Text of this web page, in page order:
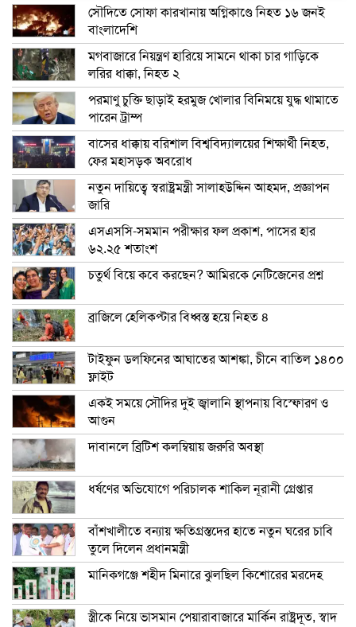
সৌদিতে সোফা কারখানায় অগ্নিকাণ্ডে নিহত ১৬ জনই
বাংলাদেশি
মগবাজারে নিয়ন্ত্রণ হারিয়ে সামনে থাকা চার গাড়িকে
লরির ধাক্কা, নিহত ২
পরমাণু চুক্তি ছাড়াই হরমুজ খোলার বিনিময়ে যুদ্ধ থামাতে
পারেন ট্রাম্প
বাসের ধাক্কায় বরিশাল বিশ্ববিদ্যালয়ের শিক্ষার্থী নিহত,
ফের মহাসড়ক অবরোধ
নতুন দায়িত্বে স্বরাষ্ট্রমন্ত্রী সালাহউদ্দিন আহমদ, প্রজ্ঞাপন
জারি
এসএসসি-সমমান পরীক্ষার ফল প্রকাশ, পাসের হার
৬২.২৫ শতাংশ
চতুর্থ বিয়ে কবে করছেন? আমিরকে নেটিজেনের প্রশ্ন
ব্রাজিলে হেলিকপ্টার বিধ্বস্ত হয়ে নিহত ৪
টাইফুন ডলফিনের আঘাতের আশঙ্কা, চীনে বাতিল ১৪০০
ফ্লাইট
একই সময়ে সৌদির দুই জ্বালানি স্থাপনায় বিস্ফোরণ ও
আগুন
দাবানলে ব্রিটিশ কলম্বিয়ায় জরুরি অবস্থা
ধর্ষণের অভিযোগে পরিচালক শাকিল নূরানী গ্রেপ্তার
বাঁশখালীতে বন্যায় ক্ষতিগ্রস্তদের হাতে নতুন ঘরের চাবি
তুলে দিলেন প্রধানমন্ত্রী
মানিকগঞ্জে শহীদ মিনারে ঝুলছিল কিশোরের মরদেহ
স্ত্রীকে নিয়ে ভাসমান পেয়ারাবাজারে মার্কিন রাষ্ট্রদূত, স্বাদ